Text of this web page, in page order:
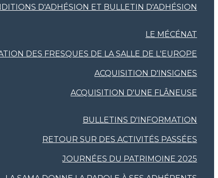
D'ADHÉSION ET BULLETIN D'ADHÉSION
LE MÉCÉNAT
DES FRESQUES DE LA SALLE DE L'EUROPE
ACQUISITION D'INSIGNES
ACQUISITION D'UNE FLÂNEUSE
BULLETINS D'INFORMATION
RETOUR SUR DES ACTIVITÉS PASSÉES
JOURNÉES DU PATRIMOINE 2025